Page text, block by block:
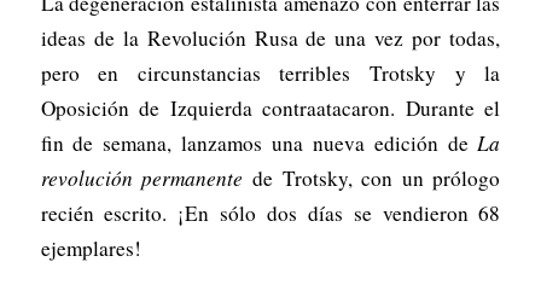
ideas de la Revolución Rusa de una vez por todas,
pero en circunstancias terribles Trotsky y la
Oposición de Izquierda contraatacaron. Durante el
fin de semana, lanzamos una nueva edición deLa
revolución permanente de Trotsky, con un prólogo
recién escrito. ¡En sólo dos días se vendieron 68
ejemplares!